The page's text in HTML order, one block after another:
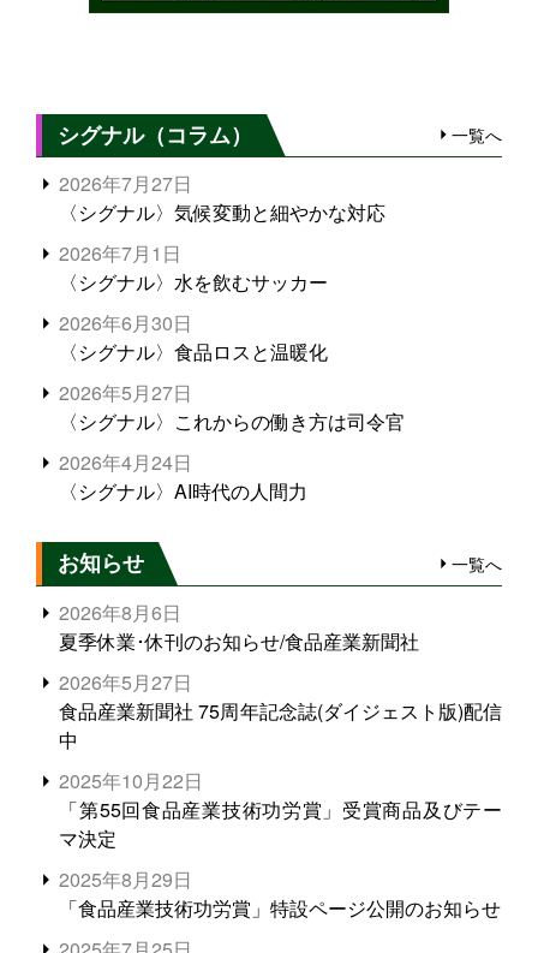
シグナル（コラム） 一覧へ
2026年7月27日
〈シグナル〉気候変動と細やかな対応
2026年7月1日
〈シグナル〉水を飲むサッカー
2026年6月30日
〈シグナル〉食品ロスと温暖化
2026年5月27日
〈シグナル〉これからの働き方は司令官
2026年4月24日
〈シグナル〉AI時代の人間力
お知らせ 一覧へ
2026年8月6日
夏季休業･休刊のお知らせ/食品産業新聞社
2026年5月27日
食品産業新聞社 75周年記念誌(ダイジェスト版)配信
中
2025年10月22日
「第55回食品産業技術功労賞」受賞商品及びテー
マ決定
2025年8月29日
「食品産業技術功労賞」特設ページ公開のお知らせ